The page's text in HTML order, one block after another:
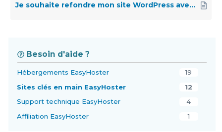
Je souhaite refondre mon site WordPress avec Divi
Besoin d'aide ?
Hébergements EasyHoster
19
Sites clés en main EasyHoster
12
Support technique EasyHoster
4
Affiliation EasyHoster
1